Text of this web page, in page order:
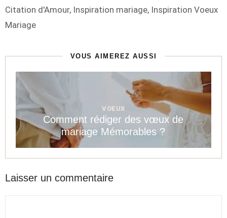
Étiquettes
Citation d'Amour, Inspiration mariage, Inspiration Voeux
Mariage
VOUS AIMEREZ AUSSI
VOEUX
Comment rédiger des vœux de
mariage Mémorables ?
Laisser un commentaire